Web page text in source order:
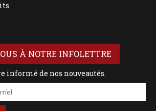
À NOTRE INFOLETTRE
informé de nos nouveautés.